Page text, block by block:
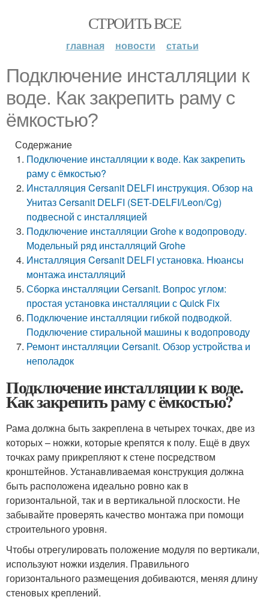
СТРОИТЬ ВСЕ
главная новости статьи
Подключение инсталляции к
воде. Как закрепить раму с
ёмкостью?
Содержание
Подключение инсталляции к воде. Как закрепить
раму с ёмкостью?
Инсталляция Cersanit DELFI инструкция. Обзор на
Унитаз Cersanit DELFI (SET-DELFI/Leon/Cg)
подвесной с инсталляцией
Подключение инсталляции Grohe к водопроводу.
Модельный ряд инсталляций Grohe
Инсталляция Cersanit DELFI установка. Нюансы
монтажа инсталляций
Сборка инсталляции Cersanit. Вопрос углом:
простая установка инсталляции с Quick Fix
Подключение инсталляции гибкой подводкой.
Подключение стиральной машины к водопроводу
Ремонт инсталляции Cersanit. Обзор устройства и
неполадок
Подключение инсталляции к воде.
Как закрепить раму с ёмкостью?
Рама должна быть закреплена в четырех точках, две из
которых – ножки, которые крепятся к полу. Ещё в двух
точках раму прикрепляют к стене посредством
кронштейнов. Устанавливаемая конструкция должна
быть расположена идеально ровно как в
горизонтальной, так и в вертикальной плоскости. Не
забывайте проверять качество монтажа при помощи
строительного уровня.
Чтобы отрегулировать положение модуля по вертикали,
используют ножки изделия. Правильного
горизонтального размещения добиваются, меняя длину
стеновых креплений.